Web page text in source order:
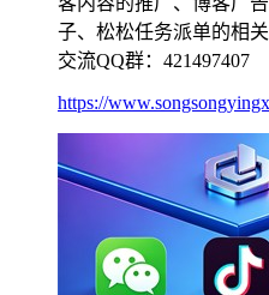
子、松松任务派单的相关
交流QQ群：421497407
https://